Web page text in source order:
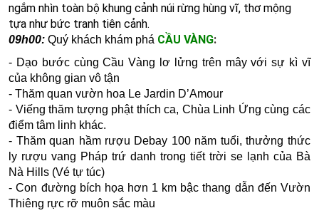
ngắm nhìn toàn bộ khung cảnh núi rừng hùng vĩ, thơ mộng
tựa như bức tranh tiên cảnh.
09h00: Quý khách khám phá CẦU VÀNG:
- Dạo bước cùng Cầu Vàng lơ lửng trên mây với sự kì vĩ
của không gian vô tận
- Thăm quan vườn hoa Le Jardin D’Amour
- Viếng thăm tượng phật thích ca, Chùa Linh Ứng cùng các
điểm tâm linh khác.
- Thăm quan hầm rượu Debay 100 năm tuổi, thưởng thức
ly rượu vang Pháp trứ danh trong tiết trời se lạnh của Bà
Nà Hills (Vé tự túc)
-Con đường bích họa hơn 1 km bậc thang dẫn đến Vườn
Thiêng rực rỡ muôn sắc màu